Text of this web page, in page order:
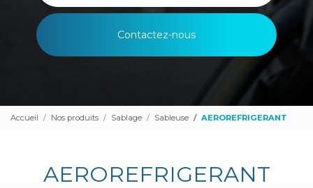
Contactez-nous
Accueil Nos produits Sablage Sableuse AEROREFRIGERANT
AEROREFRIGERANT